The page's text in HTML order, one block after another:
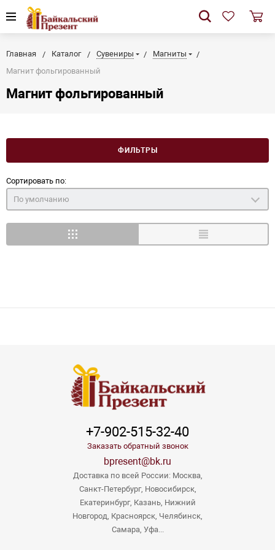
Главная Каталог Сувениры
Магниты
Магнит фольгированный
Магнит фольгированный
ФИЛЬТРЫ
Сортировать по:
По умолчанию
+7-902-515-32-40
Заказать обратный звонок
bpresent@bk.ru
Доставка по всей России: Москва,
Санкт-Петербург, Новосибирск,
Екатеринбург, Казань, Нижний
Новгород, Красноярск, Челябинск,
Самара, Уфа...